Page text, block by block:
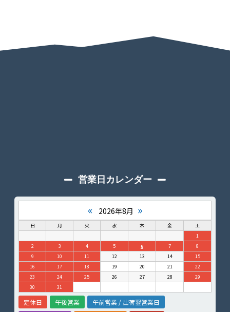
営業日カレンダー
« 2026年8月 »
日 月 火 水 木 金
土
1
2
3 4 5 6 7
8
9
10 11 12 13 14
15
16
17 18 19 20 21
22
23
24 25 26 27 28
29
30
31
定休日 午後営業
午前営業 / 出荷翌営業日